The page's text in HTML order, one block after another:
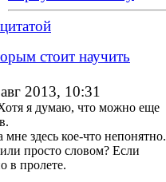
стоит научить
2013, 10:31
я думаю, что можно еще
мне здесь кое-что непонятно.
просто словом? Если
в пролете.